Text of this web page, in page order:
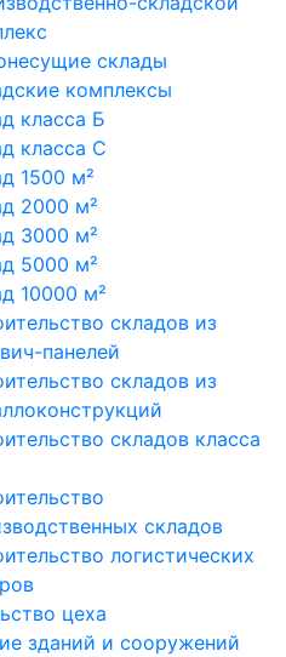
склады
комплексы
класса Б
класса С
1500 м²
2000 м²
3000 м²
5000 м²
10000 м²
складов из
панелей
складов из
складов класса
складов
логистических
цеха
зданий и сооружений